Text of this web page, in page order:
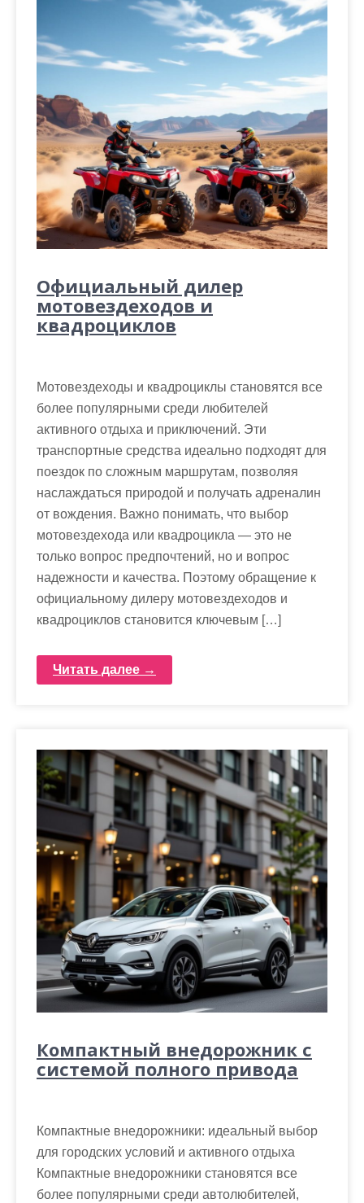
Официальный дилер
мотовездеходов и
квадроциклов
Мотовездеходы и квадроциклы становятся все
более популярными среди любителей
активного отдыха и приключений. Эти
транспортные средства идеально подходят для
поездок по сложным маршрутам, позволяя
наслаждаться природой и получать адреналин
от вождения. Важно понимать, что выбор
мотовездехода или квадроцикла — это не
только вопрос предпочтений, но и вопрос
надежности и качества. Поэтому обращение к
официальному дилеру мотовездеходов и
квадроциклов становится ключевым […]
Читать далее →
Компактный внедорожник с
системой полного привода
Компактные внедорожники: идеальный выбор
для городских условий и активного отдыха
Компактные внедорожники становятся все
более популярными среди автолюбителей,